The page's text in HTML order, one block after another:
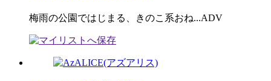
梅雨の公園ではじまる、きのこ系おね...ADV